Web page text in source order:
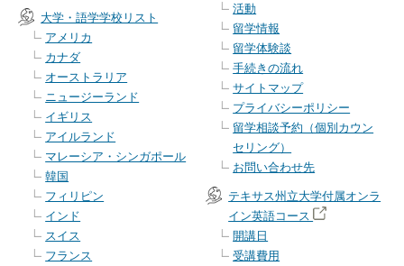
大学・語学学校リスト
アメリカ
カナダ
オーストラリア
ニュージーランド
イギリス
アイルランド
マレーシア・シンガポール
韓国
フィリピン
インド
スイス
フランス
活動
留学情報
留学体験談
手続きの流れ
サイトマップ
プライバシーポリシー
留学相談予約（個別カウン
セリング）
お問い合わせ先
テキサス州立大学付属オンラ
イン英語コース
開講日
受講費用